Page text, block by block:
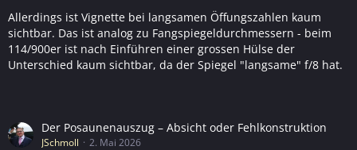
Allerdings ist Vignette bei langsamen Öffungszahlen kaum
sichtbar. Das ist analog zu Fangspiegeldurchmessern - beim
114/900er ist nach Einführen einer grossen Hülse der
Unterschied kaum sichtbar, da der Spiegel "langsame" f/8 hat.
Der Posaunenauszug – Absicht oder Fehlkonstruktion
JSchmoll 2. Mai 2026